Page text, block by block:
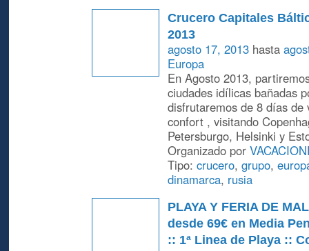
Crucero Capitales
2013
agosto 17, 2013hasta
Europa
En Agosto 2013,
ciudades idílicas bañadas
disfrutaremos de 8 días de
confort , visitando
Petersburgo, Helsinki y
Organizado por
Tipo: crucero, grupo,
dinamarca, rusia
PLAYA Y FERIA DE
desde 69€ en Media
:: 1ª Linea de Playa ::